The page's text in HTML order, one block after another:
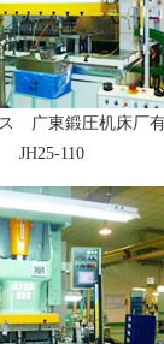
广東鍛圧机床厂有
JH25-110